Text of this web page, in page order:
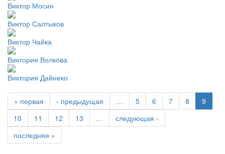
Виктор Мосин
Виктор Салтыков
Виктор Чайка
Виктория Волкова
Виктория Дайнеко
« первая ‹ предыдущая … 5 6 7 8
9
10
11 12 13 …
следующая ›
последняя »